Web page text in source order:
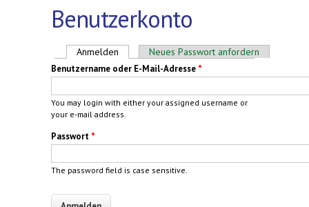
Benutzerkonto
Haupt-Reiter
Anmelden (aktiver Reiter)
Neues Passwort anfordern
Benutzername oder E-Mail-Adresse *
You may login with either your assigned username or
your e-mail address.
Passwort *
The password field is case sensitive.